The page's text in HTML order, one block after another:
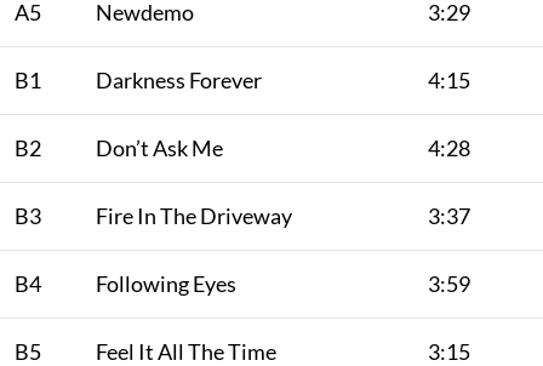
A5 Newdemo 3:29
B1 Darkness Forever 4:15
B2 Don’t Ask Me 4:28
B3 Fire In The Driveway 3:37
B4 Following Eyes 3:59
B5 Feel It All The Time 3:15